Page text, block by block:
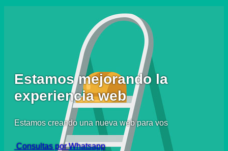
Estamos mejorando la
experiencia web
Estamos creando una nueva web para vos
Consultas por Whatsapp